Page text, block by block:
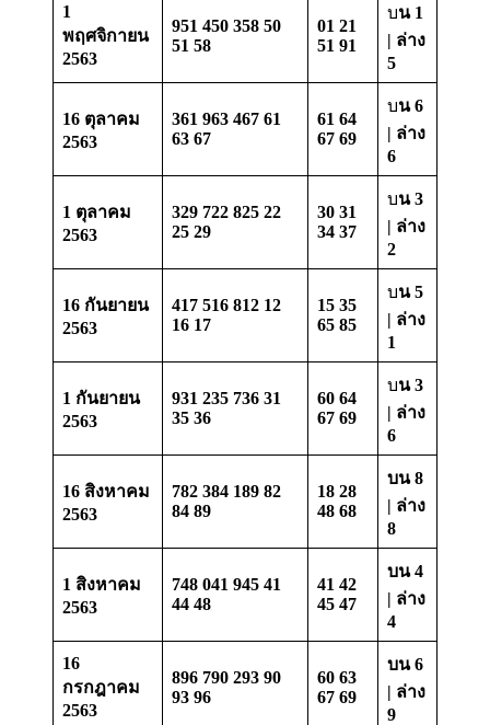
1
พฤศจิกายน
2563
951 450 358 50
51 58
01 21
51 91
บน 1
| ล่าง
5
16 ตุลาคม
2563
361 963 467 61
63 67
61 64
67 69
บน 6
| ล่าง
6
1 ตุลาคม
2563
329 722 825 22
25 29
30 31
34 37
บน 3
| ล่าง
2
16 กันยายน
2563
417 516 812 12
16 17
15 35
65 85
บน 5
| ล่าง
1
1 กันยายน
2563
931 235 736 31
35 36
60 64
67 69
บน 3
| ล่าง
6
16 สิงหาคม
2563
782 384 189 82
84 89
18 28
48 68
บน 8
| ล่าง
8
1 สิงหาคม
2563
748 041 945 41
44 48
41 42
45 47
บน 4
| ล่าง
4
16
กรกฎาคม
2563
896 790 293 90
93 96
60 63
67 69
บน 6
| ล่าง
9